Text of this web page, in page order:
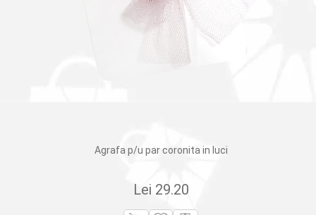
Agrafa p/u par coronita in luci
Lei 29.20